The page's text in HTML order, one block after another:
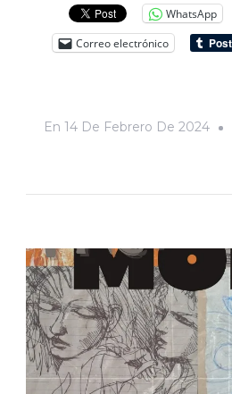
WhatsApp
Correo electrónico
En 14 De Febrero De 2024